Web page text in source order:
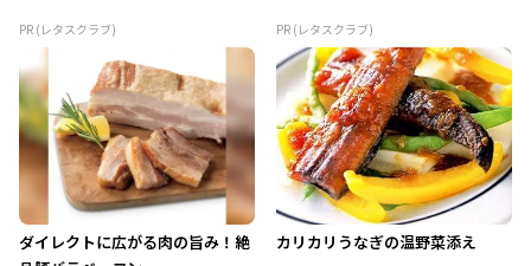
PR (レタスクラブ) PR (レタスクラブ)
ダイレクトに広がる肉の旨み！絶
カリカリうなぎの温野菜添え